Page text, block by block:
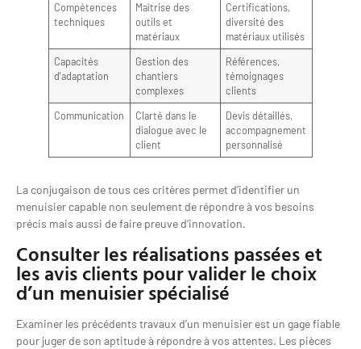
Compétences
techniques
Maîtrise des
outils et
matériaux
Certifications,
diversité des
matériaux utilisés
Capacités
d’adaptation
Gestion des
chantiers
complexes
Références,
témoignages
clients
Communication
Clarté dans le
dialogue avec le
client
Devis détaillés,
accompagnement
personnalisé
La conjugaison de tous ces critères permet d’identifier un
menuisier capable non seulement de répondre à vos besoins
précis mais aussi de faire preuve d’innovation.
Consulter les réalisations passées et
les avis clients pour valider le choix
d’un menuisier spécialisé
Examiner les précédents travaux d’un menuisier est un gage fiable
pour juger de son aptitude à répondre à vos attentes. Les pièces